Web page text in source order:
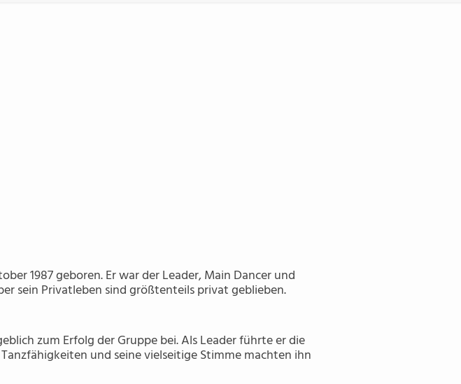
1987 geboren. Er war der Leader, Main Dancer und
sein Privatleben sind größtenteils privat geblieben.
zum Erfolg der Gruppe bei. Als Leader führte er die
und seine vielseitige Stimme machten ihn